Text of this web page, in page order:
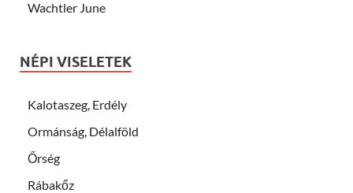
Wachtler June
NÉPI VISELETEK
Kalotaszeg, Erdély
Ormánság, Délalföld
Őrség
Rábakőz